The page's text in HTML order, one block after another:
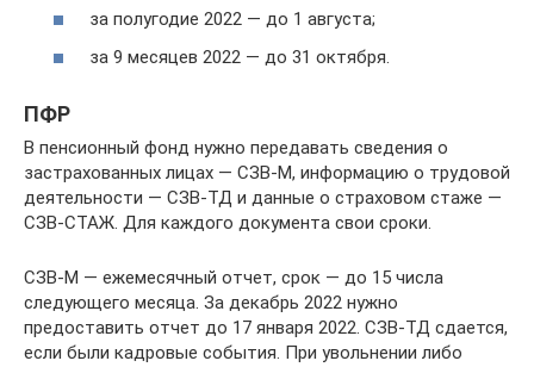
за полугодие 2022 — до 1 августа;
за 9 месяцев 2022 — до 31 октября.
ПФР
В пенсионный фонд нужно передавать сведения о
застрахованных лицах — СЗВ-М, информацию о трудовой
деятельности — СЗВ-ТД и данные о страховом стаже —
СЗВ-СТАЖ. Для каждого документа свои сроки.
СЗВ-М — ежемесячный отчет, срок — до 15 числа
следующего месяца. За декабрь 2022 нужно
предоставить отчет до 17 января 2022. СЗВ-ТД сдается,
если были кадровые события. При увольнении либо